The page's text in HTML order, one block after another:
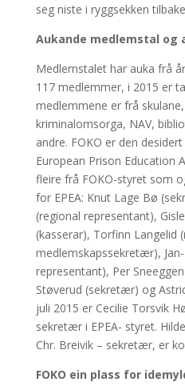
seg niste i ryggsekken
Aukande medlemstal og
Medlemstalet har auka frå
117 medlemmer, i 2015 er
medlemmene er frå
kriminalomsorga, NAV,
andre. FOKO er den
European Prison Education
fleire frå FOKO-styret som
for EPEA: Knut Lage Bø
(regional representant),
(kasserar), Torfinn Langelid
medlemskapssekretær),
representant), Per
Støverud (sekretær) og
juli 2015 er Cecilie Torsvik
sekretær i EPEA- styret.
Chr. Breivik – sekretær, er
FOKO ein plass for